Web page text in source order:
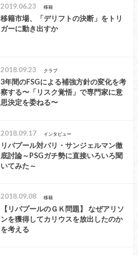
2019.06.23 移籍
移籍市場、「デリフトの決断」をトリ
ガーに動き出すか
2018.09.23 クラブ
3年間のFSGによる補強方針の変化を考
察する〜「リスク覚悟」で専門家に意
思決定を委ねる〜
2018.09.17 インタビュー
リバプール対パリ・サンジェルマン徹
底討論～PSGガチ勢に直接いろいろ聞
いてみた～
2018.09.08 移籍
【リバプールのＧＫ問題】 なぜアリソ
ンを獲得してカリウスを放出したのか
を考える